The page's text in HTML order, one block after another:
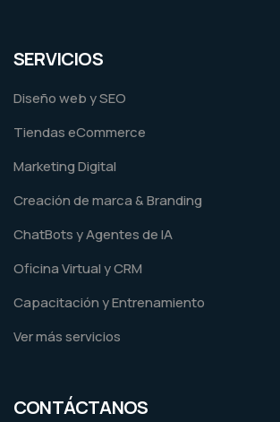
SERVICIOS
Diseño web y SEO
Tiendas eCommerce
Marketing Digital
Creación de marca & Branding
ChatBots y Agentes de IA
Oficina Virtual y CRM
Capacitación y Entrenamiento
Ver más servicios
CONTÁCTANOS